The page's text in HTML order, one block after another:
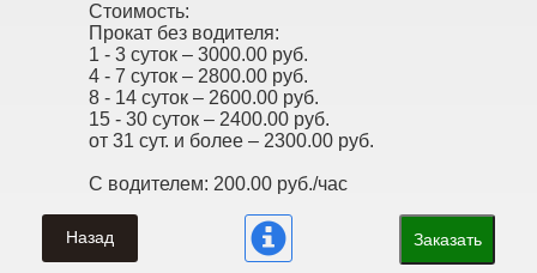
Стоимость:
Прокат без водителя:
1 - 3 суток – 3000.00 руб.
4 - 7 суток – 2800.00 руб.
8 - 14 суток – 2600.00 руб.
15 - 30 суток – 2400.00 руб.
от 31 сут. и более – 2300.00 руб.
С водителем: 200.00 руб./час
Назад Заказать